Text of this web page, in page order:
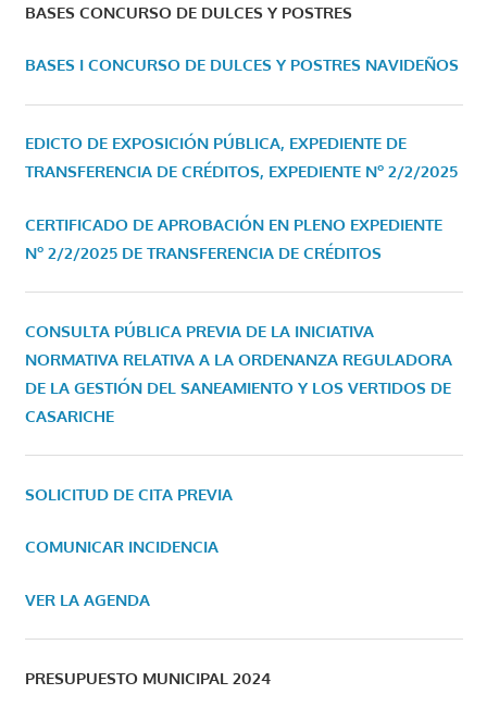
BASES CONCURSO DE DULCES Y POSTRES
BASES I CONCURSO DE DULCES Y POSTRES NAVIDEÑOS
EDICTO DE EXPOSICIÓN PÚBLICA, EXPEDIENTE DE
TRANSFERENCIA DE CRÉDITOS, EXPEDIENTE Nº 2/2/2025
CERTIFICADO DE APROBACIÓN EN PLENO EXPEDIENTE
Nº 2/2/2025 DE TRANSFERENCIA DE CRÉDITOS
CONSULTA PÚBLICA PREVIA DE LA INICIATIVA
NORMATIVA RELATIVA A LA ORDENANZA REGULADORA
DE LA GESTIÓN DEL SANEAMIENTO Y LOS VERTIDOS DE
CASARICHE
SOLICITUD DE CITA PREVIA
COMUNICAR INCIDENCIA
VER LA AGENDA
PRESUPUESTO MUNICIPAL 2024